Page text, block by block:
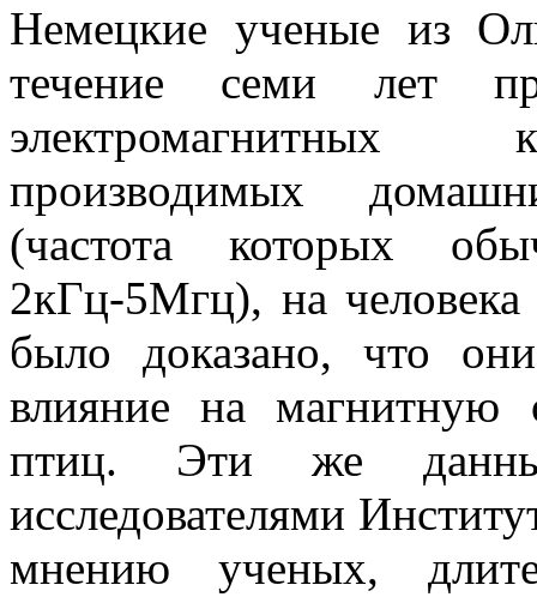
Немецкие ученые из
течение семи лет
электромагнитных
производимых
(частота которых
2кГц-5Мгц), на
было доказано, что
влияние на магнитную
птиц. Эти же
исследователями
мнению ученых,